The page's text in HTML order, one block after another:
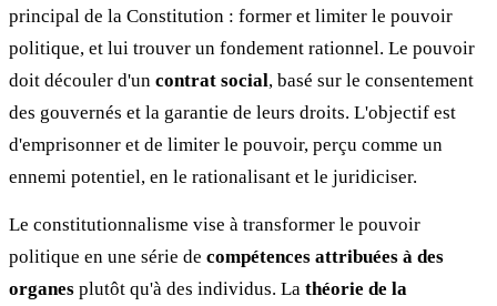
principal de la Constitution : former et limiter le pouvoir
politique, et lui trouver un fondement rationnel. Le pouvoir
doit découler d'un contrat social, basé sur le consentement
des gouvernés et la garantie de leurs droits. L'objectif est
d'emprisonner et de limiter le pouvoir, perçu comme un
ennemi potentiel, en le rationalisant et le juridiciser.
Le constitutionnalisme vise à transformer le pouvoir
politique en une série de compétences attribuées à des
organes plutôt qu'à des individus. La théorie de la